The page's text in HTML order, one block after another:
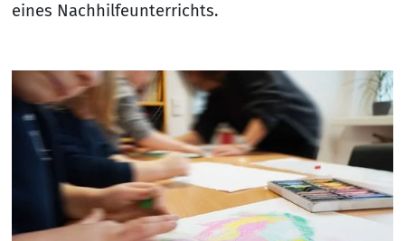
eines Nachhilfeunterrichts.